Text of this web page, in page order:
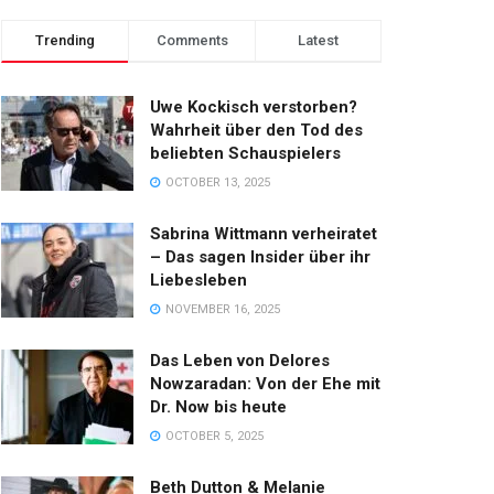
Trending Comments Latest
Uwe Kockisch verstorben?
Wahrheit über den Tod des
beliebten Schauspielers
OCTOBER 13, 2025
Sabrina Wittmann verheiratet
– Das sagen Insider über ihr
Liebesleben
NOVEMBER 16, 2025
Das Leben von Delores
Nowzaradan: Von der Ehe mit
Dr. Now bis heute
OCTOBER 5, 2025
Beth Dutton & Melanie